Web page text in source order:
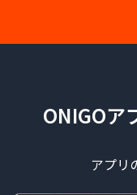
ONIGOア
アプリ